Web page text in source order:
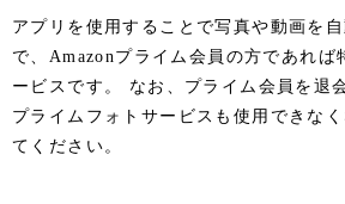
アプリを使用することで写真や動画を
で、Amazonプライム会員の方であれば
ービスです。 なお、プライム会員を退
プライムフォトサービスも使用できな
てください。